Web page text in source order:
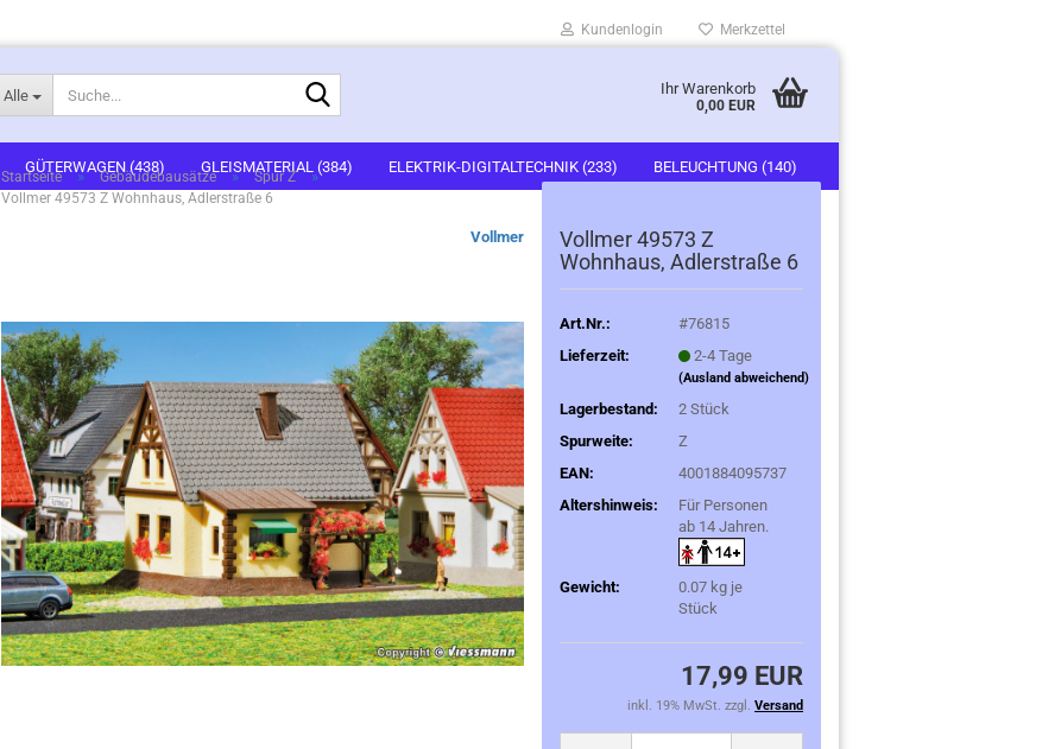
Kundenlogin
Konto erstellen
Passwort vergessen?
Merkzettel
Alle Ihr Warenkorb
0,00 EUR
GÜTERWAGEN (438) GLEISMATERIAL (384) ELEKTRIK-DIGITALTECHNIK (233) BELEUCHTUNG (140)
Startseite » Gebäudebausätze » Spur Z »
Vollmer 49573 Z Wohnhaus, Adlerstraße 6
Vollmer
Vollmer 49573 Z
Wohnhaus, Adlerstraße 6
Art.Nr.:
#76815
Lieferzeit:
2-4 Tage
(Ausland abweichend)
Lagerbestand: 2Stück
Spurweite:
Z
EAN:
4001884095737
Altershinweis:
Für Personen
ab 14 Jahren.
Gewicht: 0.07 kg je
Stück
17,99 EUR
inkl. 19% MwSt. zzgl. Versand